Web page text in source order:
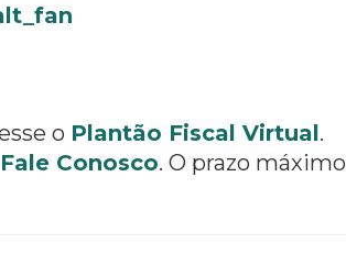
o Plantão Fiscal Virtual.
Conosco. O prazo máximo